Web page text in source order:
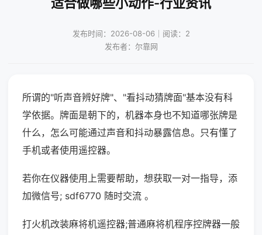
发布时间：2026-08-06｜阅读：2
发布者：尔靠网
所谓的"听声音辨好牌"、"看抖动猜牌面"基本没有科
学依据。牌面是朝下的，机器本身也不知道哪张牌是
什么，怎么可能通过声音和抖动暴露信息。只有懂了
手机或者使用遥控器。
若你在仪器使用上需要帮助，想获取一对一指导，添
加微信号; sdf6770 随时交流 。
打火机改装麻将机遥控器;普通麻将机程序控牌器一般